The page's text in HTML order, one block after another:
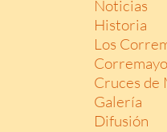
Noticias
Historia
Los
Cruces de
Galería
Difusión